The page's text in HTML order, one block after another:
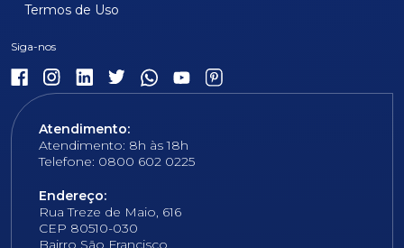
Termos de Uso
Atendimento:
Atendimento: 8h às 18h
Telefone: 0800 602 0225
Endereço:
Rua Treze de Maio, 616
CEP 80510-030